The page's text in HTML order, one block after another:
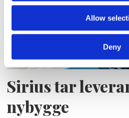
Allow
Deny
Sirius tar
nybygge